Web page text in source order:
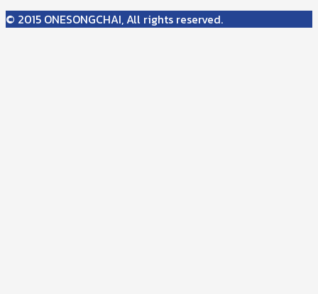
© 2015 ONESONGCHAI, All rights reserved.